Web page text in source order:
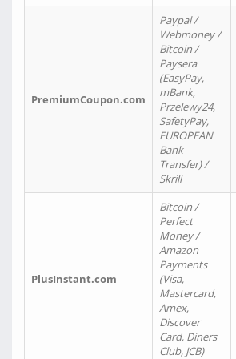
PremiumCoupon.com
Paypal /
Webmoney /
Bitcoin /
Paysera
(EasyPay,
mBank,
Przelewy24,
SafetyPay,
EUROPEAN
Bank
Transfer) /
Skrill
PlusInstant.com
Bitcoin /
Perfect
Money /
Amazon
Payments
(Visa,
Mastercard,
Amex,
Discover
Card, Diners
Club, JCB)